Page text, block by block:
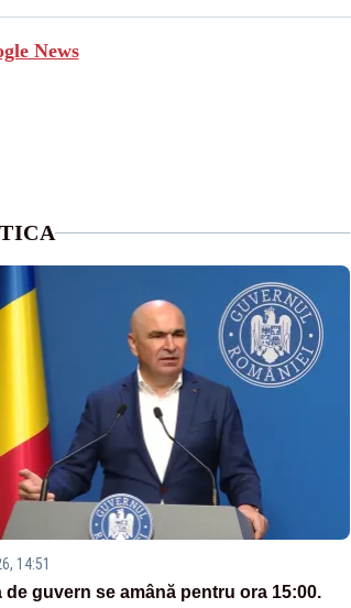
News
14:51
de guvern se amână pentru ora 15:00.